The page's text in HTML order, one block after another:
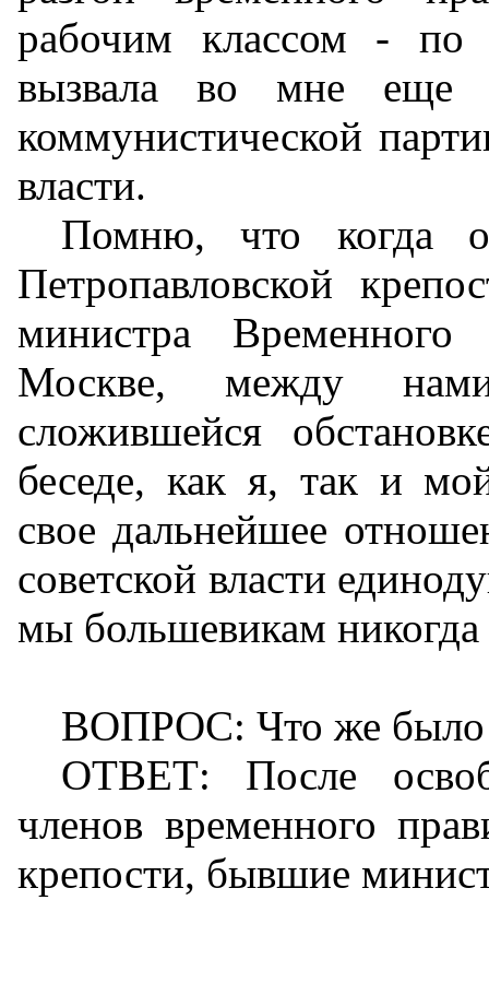
рабочим классом - по
вызвала во мне еще
коммунистической
власти.
Помню, что когда
Петропавловской
министра Временного
Москве, между
сложившейся
беседе, как я, так и
свое дальнейшее
советской власти
мы большевикам
ВОПРОС: Что же было
ОТВЕТ: После
членов временного
крепости, бывшие